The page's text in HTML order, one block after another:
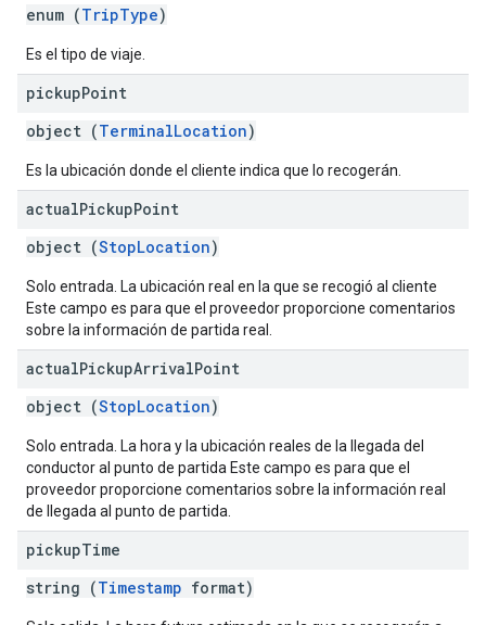
enum (TripType)
Es el tipo de viaje.
pickupPoint
object (TerminalLocation)
Es la ubicación donde el cliente indica que lo recogerán.
actualPickupPoint
object (StopLocation)
Solo entrada. La ubicación real en la que se recogió al cliente
Este campo es para que el proveedor proporcione comentarios
sobre la información de partida real.
actualPickupArrivalPoint
object (StopLocation)
Solo entrada. La hora y la ubicación reales de la llegada del
conductor al punto de partida Este campo es para que el
proveedor proporcione comentarios sobre la información real
de llegada al punto de partida.
pickupTime
string (Timestamp format)